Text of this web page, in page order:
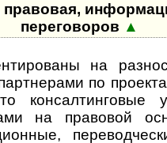
правовая,
переговоров ▲
на
по
консалтинговые
на правовой